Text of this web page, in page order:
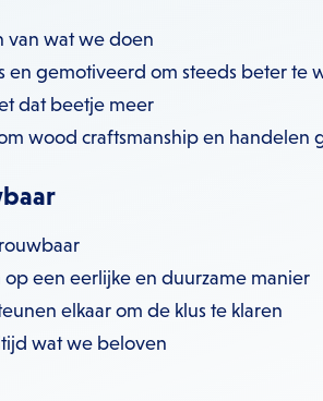
van wat we doen​
en gemotiveerd om steeds beter te
dat beetje meer
wood craftsmanship en handelen
een eerlijke en duurzame manier
elkaar om de klus te klaren
wat we beloven